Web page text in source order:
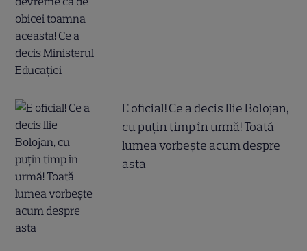
E oficial! Ce a decis Ilie Bolojan,
cu puțin timp în urmă! Toată
lumea vorbește acum despre
asta